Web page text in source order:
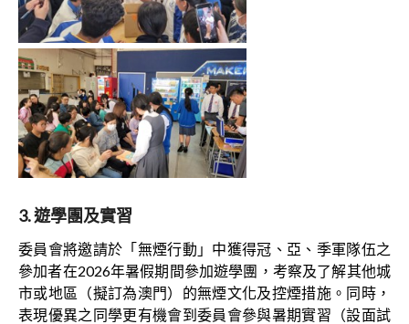
3. 遊學團及實習
委員會將邀請於「無煙行動」中獲得冠、亞、季軍隊伍之
參加者在2026年暑假期間參加遊學團，考察及了解其他城
市或地區（擬訂為澳門）的無煙文化及控煙措施。同時，
表現優異之同學更有機會到委員會參與暑期實習（設面試